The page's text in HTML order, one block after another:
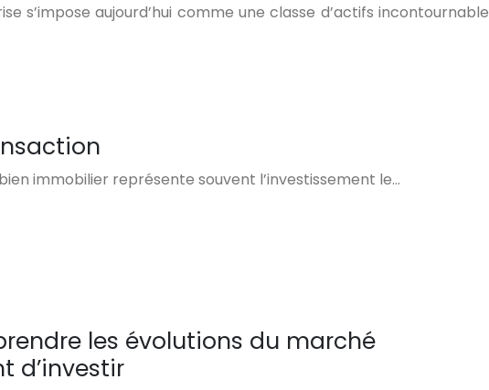
s’impose aujourd’hui comme une classe d’actifs incontournable
immobilier représente souvent l’investissement le…
les évolutions du marché
d’investir